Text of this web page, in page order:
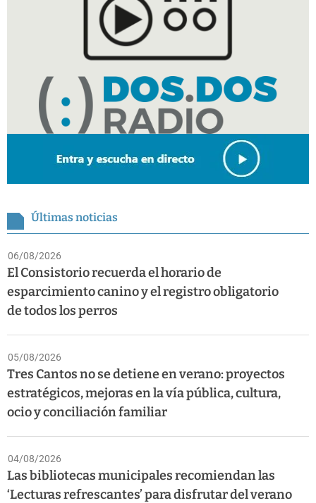
Últimas noticias
06/08/2026
El Consistorio recuerda el horario de
esparcimiento canino y el registro obligatorio
de todos los perros
05/08/2026
Tres Cantos no se detiene en verano: proyectos
estratégicos, mejoras en la vía pública, cultura,
ocio y conciliación familiar
04/08/2026
Las bibliotecas municipales recomiendan las
‘Lecturas refrescantes’ para disfrutar del verano